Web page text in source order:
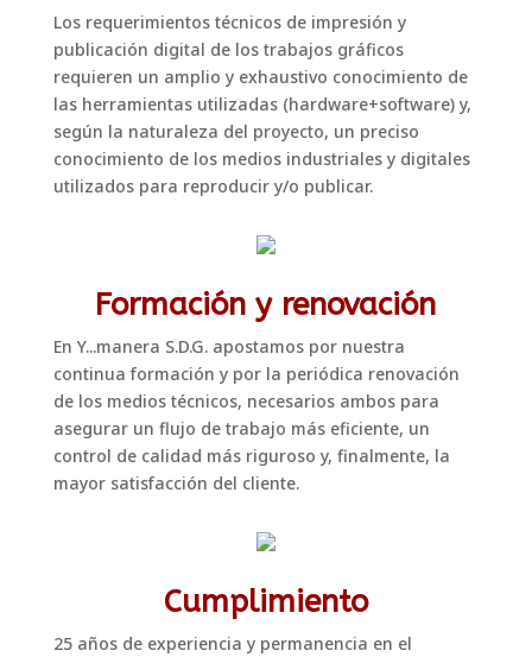
Los requerimientos técnicos de impresión y
publicación digital de los trabajos gráficos
requieren un amplio y exhaustivo conocimiento de
las herramientas utilizadas (hardware+software) y,
según la naturaleza del proyecto, un preciso
conocimiento de los medios industriales y digitales
utilizados para reproducir y/o publicar.
Formación y renovación
En Y...manera S.D.G. apostamos por nuestra
continua formación y por la periódica renovación
de los medios técnicos, necesarios ambos para
asegurar un flujo de trabajo más eficiente, un
control de calidad más riguroso y, finalmente, la
mayor satisfacción del cliente.
Cumplimiento
25 años de experiencia y permanencia en el